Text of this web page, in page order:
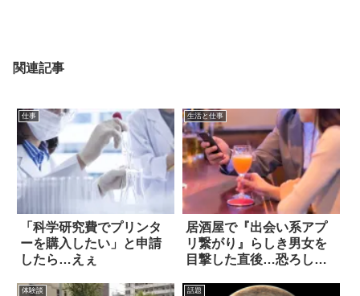
関連記事
仕事
「科学研究費でプリンタ
ーを購入したい」と申請
したら…えぇ
生活と仕事
居酒屋で『出会い系アプ
リ繋がり』らしき男女を
目撃した直後…恐ろしい
体験談 話題